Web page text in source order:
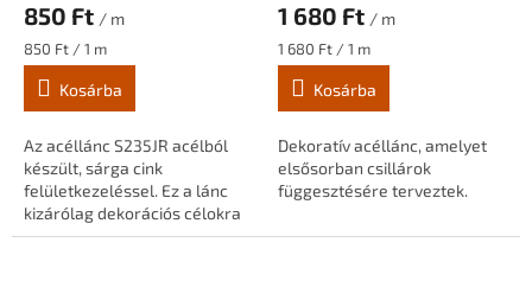
850 Ft / m
Egységár:
850 Ft / 1 m
Kosárba
Az acéllánc S235JR acélból
készült, sárga cink
felületkezeléssel. Ez a lánc
kizárólag dekorációs célokra
szolgál, például lógó
1 680 Ft / m
Egységár:
1 680 Ft / 1 m
Kosárba
Dekoratív acéllánc, amelyet
elsősorban csillárok
függesztésére terveztek.